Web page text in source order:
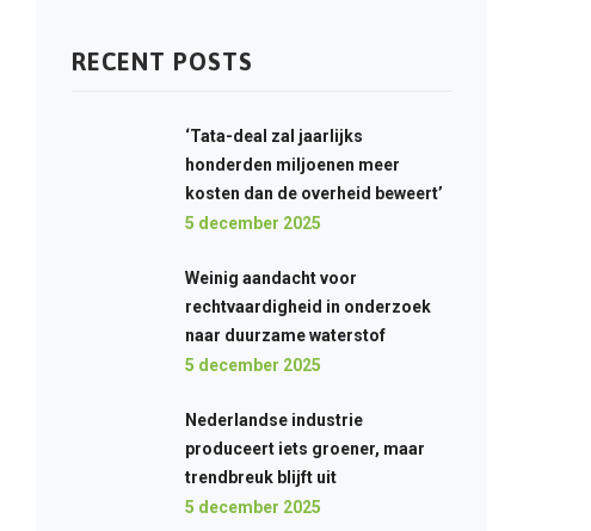
RECENT POSTS
‘Tata-deal zal jaarlijks
honderden miljoenen meer
kosten dan de overheid beweert’
5 december 2025
Weinig aandacht voor
rechtvaardigheid in onderzoek
naar duurzame waterstof
5 december 2025
Nederlandse industrie
produceert iets groener, maar
trendbreuk blijft uit
5 december 2025